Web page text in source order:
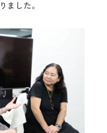
ました。